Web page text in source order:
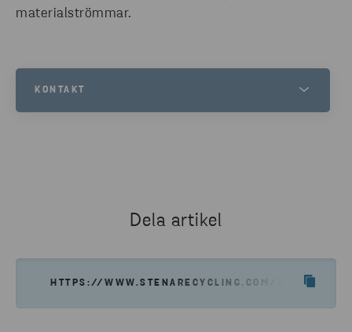
materialströmmar.
KONTAKT
Dela artikel
HTTPS://WWW.STENARECYCLING.COM/SV/